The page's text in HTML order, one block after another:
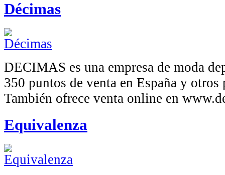
Décimas
DECIMAS es una empresa de moda
350 puntos de venta en España y otros
También ofrece venta online en
Equivalenza